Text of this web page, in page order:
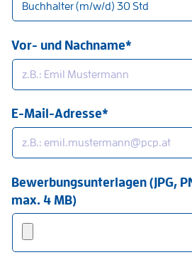
Vor- und Nachname*
E-Mail-Adresse*
Bewerbungsunterlagen (JPG,
max. 4 MB)